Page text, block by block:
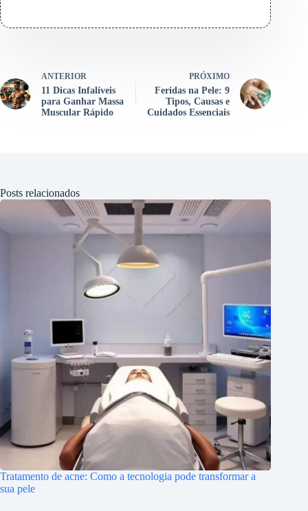
ANTERIOR
11 Dicas Infalíveis
para Ganhar Massa
Muscular Rápido
PRÓXIMO
Feridas na Pele: 9
Tipos, Causas e
Cuidados Essenciais
Posts relacionados
Tratamento de acne: Como a tecnologia pode transformar a
sua pele